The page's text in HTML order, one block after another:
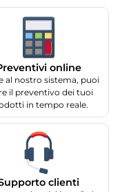
online
al nostro sistema, puoi
il preventivo dei tuoi
in tempo reale.
clienti